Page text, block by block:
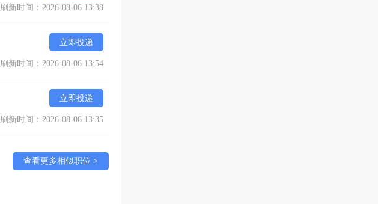
刷新时间：2026-08-06 13:38
立即投递
刷新时间：2026-08-06 13:54
立即投递
刷新时间：2026-08-06 13:35
查看更多相似职位 >